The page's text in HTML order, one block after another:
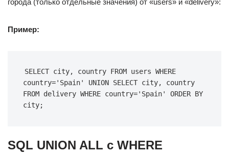
города (только отдельные значения) от «users» и «delivery»:
Пример:
SELECT city, country FROM users WHERE
country='Spain' UNION SELECT city, country
FROM delivery WHERE country='Spain' ORDER BY
city;
SQL UNION ALL с WHERE